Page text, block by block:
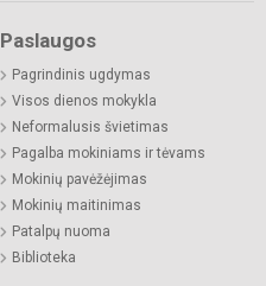
Paslaugos
Pagrindinis ugdymas
Visos dienos mokykla
Neformalusis švietimas
Pagalba mokiniams ir tėvams
Mokinių pavėžėjimas
Mokinių maitinimas
Patalpų nuoma
Biblioteka